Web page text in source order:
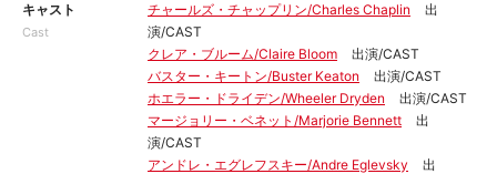
キャスト
Cast
チャールズ・チャップリン/Charles Chaplin
出
演/CAST
クレア・ブルーム/Claire Bloom
出演/CAST
バスター・キートン/Buster Keaton
出演/CAST
ホエラー・ドライデン/Wheeler Dryden
出演/CAST
マージョリー・ベネット/Marjorie Bennett
出
演/CAST
アンドレ・エグレフスキー/Andre Eglevsky
出